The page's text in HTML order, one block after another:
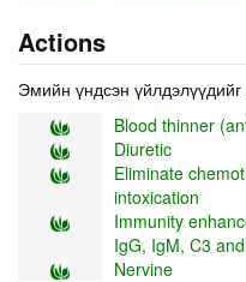
Actions
Эмийн үндсэн
Blood thinner
Diuretic
Eliminate
intoxication
Immunity
IgG, IgM, C3
Nervine